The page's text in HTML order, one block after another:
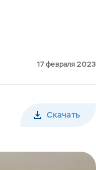
17 февраля 2023
Скачать